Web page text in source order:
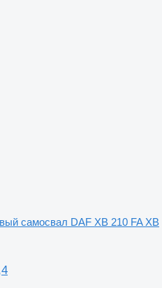
самосвал DAF XB 210 FA XB